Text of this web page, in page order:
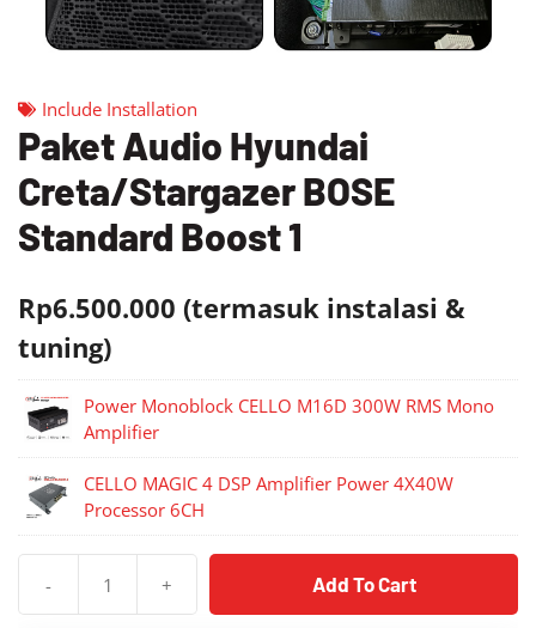
Include Installation
Paket Audio Hyundai
Creta/Stargazer BOSE
Standard Boost 1
Rp6.500.000 (termasuk instalasi &
tuning)
Power Monoblock CELLO M16D 300W RMS Mono
Amplifier
CELLO MAGIC 4 DSP Amplifier Power 4X40W
Processor 6CH
-
Paket
+ Add To Cart